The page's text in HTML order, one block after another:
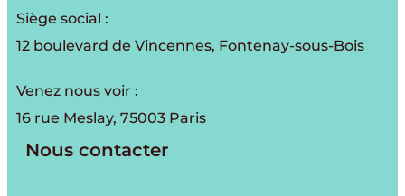
Siège social :
12 boulevard de Vincennes, Fontenay-sous-Bois
Venez nous voir :
16 rue Meslay, 75003 Paris
Nous contacter